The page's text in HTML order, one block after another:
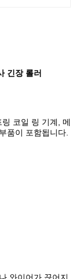
긴장 롤러
코일 링 기계, 메
품이 포함됩니다.